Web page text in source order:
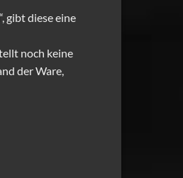
gibt diese eine
noch keine
der Ware,